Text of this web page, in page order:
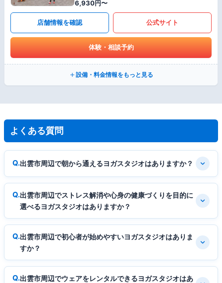
6,930円〜
店舗情報を確認 公式サイト
体験・相談予約
設備・料金情報をもっと見る
よくある質問
出雲市周辺で朝から通えるヨガスタジオはありますか？
出雲市周辺でストレス解消や心身の健康づくりを目的に
選べるヨガスタジオはありますか？
出雲市周辺で初心者が始めやすいヨガスタジオはありま
すか？
出雲市周辺でウェアをレンタルできるヨガスタジオはあ